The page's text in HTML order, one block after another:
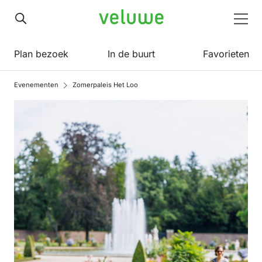
Veluwe
Plan bezoek In de buurt Favorieten
Evenementen Zomerpaleis Het Loo